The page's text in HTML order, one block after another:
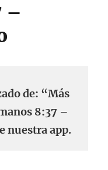
–
de: “Más
8:37 –
nuestra app.